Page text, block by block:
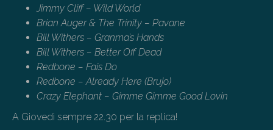
Jimmy Cliff – Wild World
Brian Auger & The Trinity – Pavane
Bill Withers – Granma’s Hands
Bill Withers – Better Off Dead
Redbone – Fais Do
Redbone – Already Here (Brujo)
Crazy Elephant – Gimme Gimme Good Lovin
A Giovedì sempre 22.30 per la replica!